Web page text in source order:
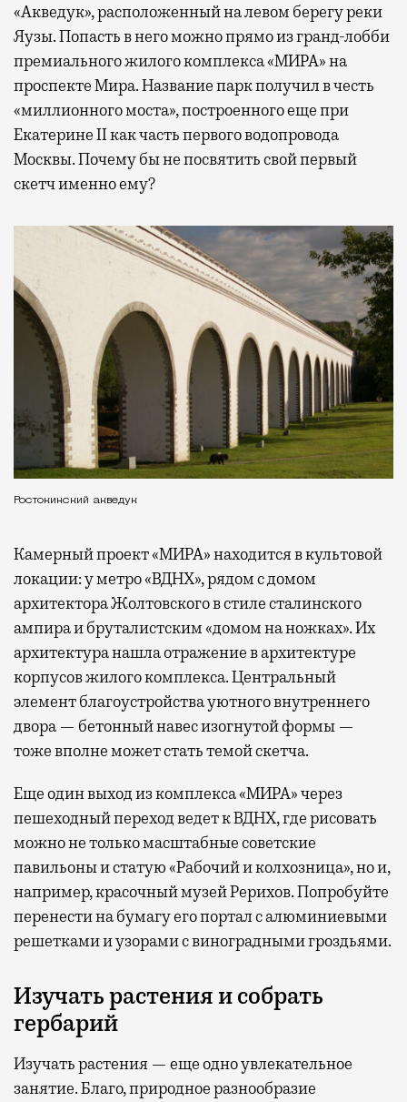
«Акведук», расположенный на левом берегу реки
Яузы. Попасть в него можно прямо из гранд-лобби
премиального жилого комплекса «МИРА» на
проспекте Мира. Название парк получил в честь
«миллионного моста», построенного еще при
Екатерине II как часть первого водопровода
Москвы. Почему бы не посвятить свой первый
скетч именно ему?
Ростокинский акведук
Камерный проект «МИРА» находится в культовой
локации: у метро «ВДНХ», рядом с домом
архитектора Жолтовского в стиле сталинского
ампира и бруталистским «домом на ножках». Их
архитектура нашла отражение в архитектуре
корпусов жилого комплекса. Центральный
элемент благоустройства уютного внутреннего
двора — бетонный навес изогнутой формы —
тоже вполне может стать темой скетча.
Еще один выход из комплекса «МИРА» через
пешеходный переход ведет к ВДНХ, где рисовать
можно не только масштабные советские
павильоны и статую «Рабочий и колхозница», но и,
например, красочный музей Рерихов. Попробуйте
перенести на бумагу его портал с алюминиевыми
решетками и узорами с виноградными гроздьями.
Изучать растения и собрать
гербарий
Изучать растения — еще одно увлекательное
занятие. Благо, природное разнообразие